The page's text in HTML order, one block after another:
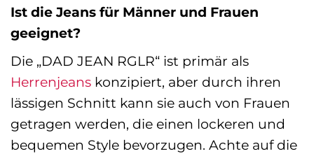
Ist die Jeans für Männer und Frauen
geeignet?
Die „DAD JEAN RGLR“ ist primär als
Herrenjeans konzipiert, aber durch ihren
lässigen Schnitt kann sie auch von Frauen
getragen werden, die einen lockeren und
bequemen Style bevorzugen. Achte auf die